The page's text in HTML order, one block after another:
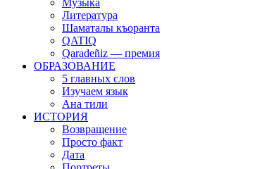
Музыка
Литература
Шаматалы къоранта
QATIQ
Qaradeñiz — премия
ОБРАЗОВАНИЕ
5 главных слов
Изучаем язык
Ана тили
ИСТОРИЯ
Возвращение
Просто факт
Дата